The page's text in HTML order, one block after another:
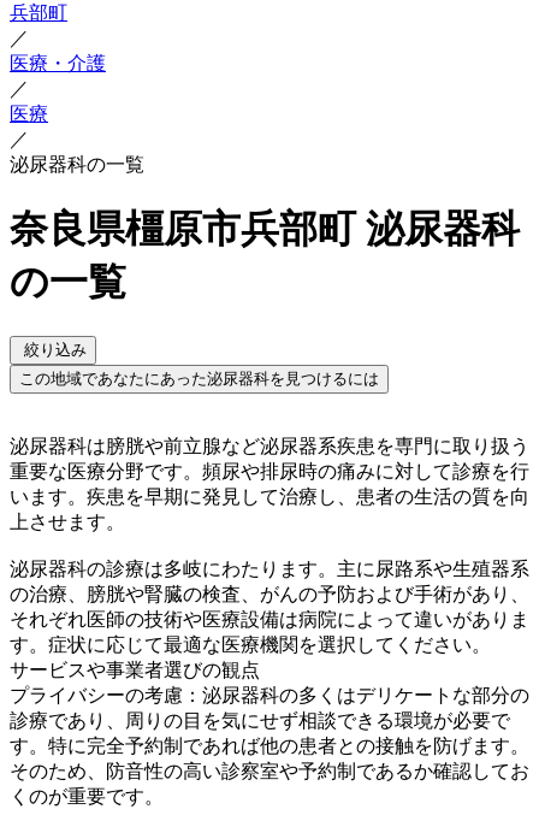
兵部町
／
医療・介護
／
医療
／
泌尿器科の一覧
奈良県橿原市兵部町 泌尿器科
の一覧
絞り込み
この地域であなたにあった泌尿器科を見つけるには
泌尿器科は膀胱や前立腺など泌尿器系疾患を専門に取り扱う
重要な医療分野です。頻尿や排尿時の痛みに対して診療を行
います。疾患を早期に発見して治療し、患者の生活の質を向
上させます。
泌尿器科の診療は多岐にわたります。主に尿路系や生殖器系
の治療、膀胱や腎臓の検査、がんの予防および手術があり、
それぞれ医師の技術や医療設備は病院によって違いがありま
す。症状に応じて最適な医療機関を選択してください。
サービスや事業者選びの観点
プライバシーの考慮：泌尿器科の多くはデリケートな部分の
診療であり、周りの目を気にせず相談できる環境が必要で
す。特に完全予約制であれば他の患者との接触を防げます。
そのため、防音性の高い診察室や予約制であるか確認してお
くのが重要です。